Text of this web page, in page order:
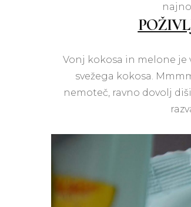
Vonj kokosa in melone
svežega kokosa.
nemoteč, ravno dovolj